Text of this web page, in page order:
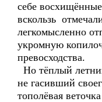
себе
вскользь
легкомысленно
укромную
превосходства.
Но тёплый
не гасивший
тополёвая